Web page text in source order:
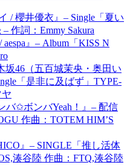
/ 櫻井優衣』– Single「夏い
作詞：Emmy Sakura
aespa』– Album「KISS N
坂46（五百城茉央・奥田い
「是非に及ばず」TYPE-
バ✩ボンバYeah！』– 配信
作曲：TOTEM HIM’S
』– SINGLE「推し活体
湊谷陸 作曲：FTQ,湊谷陸